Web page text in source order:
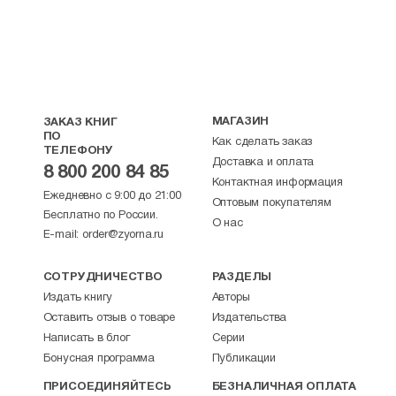
штампы и сентиментальные условности.
Немало страниц Поселянин посвятил
чтимым на Руси иконам, отечественной
церковной истории, Православным
святыням («Святыни Земли Русской»;
«Герои и подвижники лихолетья XVII века»),
укрепляя в русских людях любовь к своей
перед современными подвижниками,
вдохновенные строки св. прав. о. Иоанну
Кронштадтскому, которого знал весьма
хорошо, Матренушке-босоножке из
Петербурга, о. Ионе Атаманскому из
монастыря, кн. М. М. Дондуковой-
ЗАКАЗ КНИГ
ПО
ТЕЛЕФОНУ
8 800 200 84 85
Ежедневно с 9:00 до 21:00
Бесплатно по России.
E-mail: order@zyorna.ru
МАГАЗИН
Как сделать заказ
Доставка и оплата
Контактная информация
Оптовым покупателям
О нас
СОТРУДНИЧЕСТВО
Издать книгу
Оставить отзыв о товаре
Написать в блог
Бонусная программа
РАЗДЕЛЫ
Авторы
Издательства
Серии
Публикации
ПРИСОЕДИНЯЙТЕСЬ БЕЗНАЛИЧНАЯ ОПЛАТА